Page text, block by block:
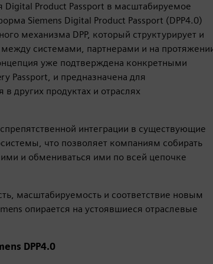
Digital Product Passport в масштабируемое
Siemens Digital Product Passport (DPP4.0)
механизма DPP, который структурирует и
системами, партнерами и на
уже подтверждена конкретными
Passport, и предназначена для
других продуктах и отраслях
интеграции в существующие
что позволяет компаниям собирать
и обмениваться ими по всей цепочке
масштабируемость и соответствие новым
опирается на устоявшиеся отраслевые
DPP4.0